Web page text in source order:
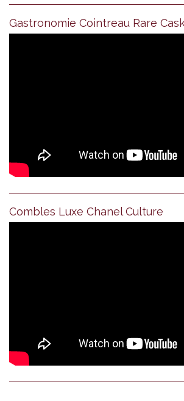
Gastronomie Cointreau Rare
Combles Luxe Chanel Culture